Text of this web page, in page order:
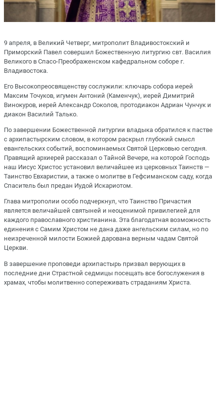
9 апреля, в Великий Четверг, митрополит Владивостокский и
Приморский Павел совершил Божественную литургию свт. Василия
Великого в Спасо-Преображенском кафедральном соборе г.
Владивостока.
Его Высокопреосвященству сослужили: ключарь собора иерей
Максим Точуков, игумен Антоний (Каменчук), иерей Димитрий
Винокуров, иерей Александр Соколов, протодиакон Адриан Чунчук и
диакон Василий Талько.
По завершении Божественной литургии владыка обратился к пастве
с архипастырским словом, в котором раскрыл глубокий смысл
евангельских событий, воспоминаемых Святой Церковью сегодня.
Правящий архиерей рассказал о Тайной Вечере, на которой Господь
наш Иисус Христос установил величайшее из церковных Таинств —
Таинство Евхаристии, а также о молитве в Гефсиманском саду, когда
Спаситель был предан Иудой Искариотом.
Глава митрополии особо подчеркнул, что Таинство Причастия
является величайшей святыней и неоценимой привилегией для
каждого православного христианина. Эта благодатная возможность
единения с Самим Христом не дана даже ангельским силам, но по
неизреченной милости Божией дарована верным чадам Святой
Церкви.
В завершение проповеди архипастырь призвал верующих в
последние дни Страстной седмицы посещать все богослужения в
храмах, чтобы молитвенно сопереживать страданиям Христа.